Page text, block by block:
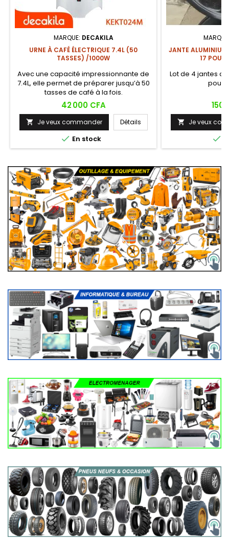
MARQUE: DECAKILA
URNE À CAFÉ ÉLECTRIQUE 7.4L (50
TASSES) /1000W
Avec une capacité impressionnante de
7.4L, elle permet de préparer jusqu’à 50
tasses de café à la fois.
Prix
42 000 CFA
 Je veux commander Détails
 En stock
JANTE
17
Lot de 4 jantes
pour
Prix
150
 Je veux
